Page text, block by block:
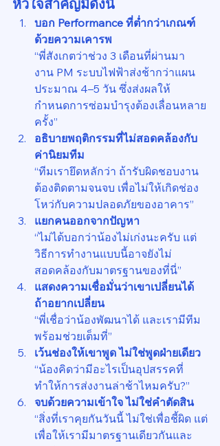
บอก Performance ที่ต่ำกว่าเกณฑ์
ด้วยความเคารพ
“พี่สังเกตว่าช่วง 3 เดือนที่ผ่านมา
งาน PM ระบบไฟฟ้าส่งช้ากว่าแผน
ประมาณ 4–5 วัน ซึ่งส่งผลให้
กำหนดการซ่อมบำรุงต้องเลื่อนหลาย
ครั้ง”
อธิบายพฤติกรรมที่ไม่สอดคล้องกับ
ค่านิยมทีม
“ทีมเรายึดหลักว่า ถ้ารับผิดชอบงาน
ต้องติดตามจนจบ เพื่อไม่ให้เกิดช่อง
โหว่กับความปลอดภัยของอาคาร”
แยกคนออกจากปัญหา
“ไม่ได้บอกว่าน้องไม่เก่งนะครับ แต่
วิธีการทำงานแบบนี้อาจยังไม่
สอดคล้องกับมาตรฐานของที่นี่”
แสดงความเชื่อมั่นว่าเขาเปลี่ยนได้
ถ้าอยากเปลี่ยน
“พี่เชื่อว่าน้องพัฒนาได้ และเรามีทีม
พร้อมช่วยเต็มที่”
เว้นช่องให้เขาพูด ไม่ใช่พูดฝ่ายเดียว
“น้องคิดว่ามีอะไรเป็นอุปสรรคที่
ทำให้การส่งงานล่าช้าไหมครับ?”
จบด้วยความเข้าใจ ไม่ใช่คำตัดสิน
“สิ่งที่เราคุยกันวันนี้ ไม่ใช่เพื่อชี้ผิด แต่
เพื่อให้เรามีมาตรฐานเดียวกันและ